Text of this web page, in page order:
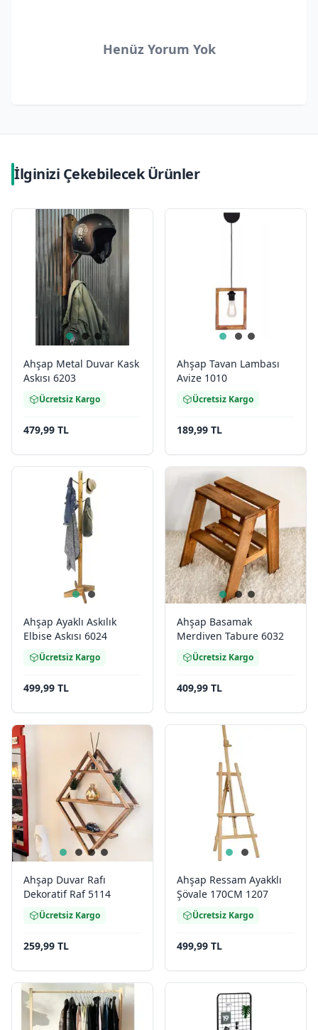
Henüz Yorum Yok
İlginizi Çekebilecek Ürünler
Ahşap Metal Duvar Kask
Askısı 6203
Ücretsiz Kargo
479,99 TL
Ahşap Tavan Lambası
Avize 1010
Ücretsiz Kargo
189,99 TL
Ahşap Ayaklı Askılık
Elbise Askısı 6024
Ücretsiz Kargo
499,99 TL
Ahşap Basamak
Merdiven Tabure 6032
Ücretsiz Kargo
409,99 TL
Ahşap Duvar Rafı
Dekoratif Raf 5114
Ücretsiz Kargo
259,99 TL
Ahşap Ressam Ayakklı
Şövale 170CM 1207
Ücretsiz Kargo
499,99 TL